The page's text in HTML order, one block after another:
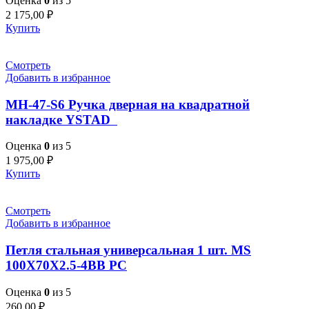
2 175,00 ₽
Купить
Смотреть
Добавить в избранное
MH-47-S6 Ручка дверная на квадратной
накладке YSTAD
Оценка 0 из 5
1 975,00 ₽
Купить
Смотреть
Добавить в избранное
Петля стальная универсальная 1 шт. MS
100X70X2.5-4BB PC
Оценка 0 из 5
260,00 ₽